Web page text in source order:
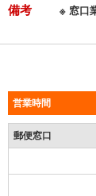
備考 ※ 窓口
営業時間
郵便窓口